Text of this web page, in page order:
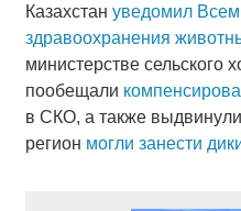
Казахстан уведомил
здравоохранения
министерстве сельского
пообещали
в СКО, а также
регион могли занести